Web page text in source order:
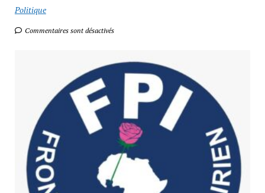
Politique
Commentaires sont désactivés